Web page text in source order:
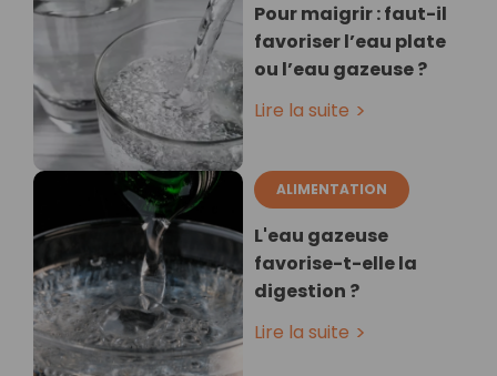
Pour maigrir : faut-il
favoriser l’eau plate
ou l’eau gazeuse ?
Lire la suite
ALIMENTATION
L'eau gazeuse
favorise-t-elle la
digestion ?
Lire la suite